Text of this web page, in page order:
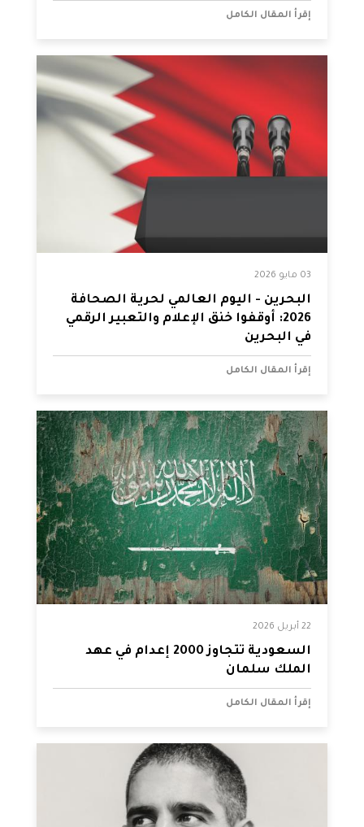
إقرأ المقال الكامل
03 مايو 2026
البحرين - اليوم العالمي لحرية الصحافة
2026: أوقفوا خنق الإعلام والتعبير الرقمي
في البحرين
إقرأ المقال الكامل
22 أبريل 2026
السعودية تتجاوز 2000 إعدام في عهد
الملك سلمان
إقرأ المقال الكامل